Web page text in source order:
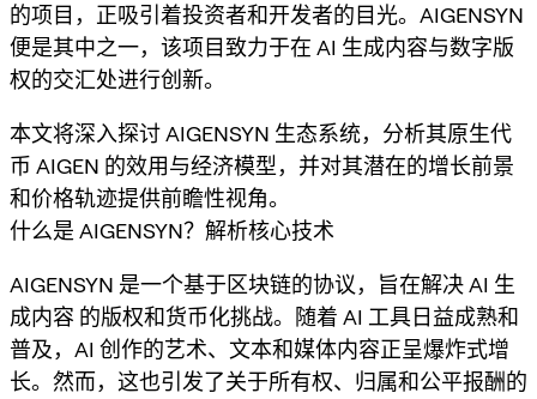
的项目，正吸引着投资者和开发者的目光。AIGENSYN
便是其中之一，该项目致力于在 AI 生成内容与数字版
权的交汇处进行创新。
本文将深入探讨 AIGENSYN 生态系统，分析其原生代
币 AIGEN 的效用与经济模型，并对其潜在的增长前景
和价格轨迹提供前瞻性视角。
什么是 AIGENSYN？解析核心技术
AIGENSYN 是一个基于区块链的协议，旨在解决 AI 生
成内容 的版权和货币化挑战。随着 AI 工具日益成熟和
普及，AI 创作的艺术、文本和媒体内容正呈爆炸式增
长。然而，这也引发了关于所有权、归属和公平报酬的